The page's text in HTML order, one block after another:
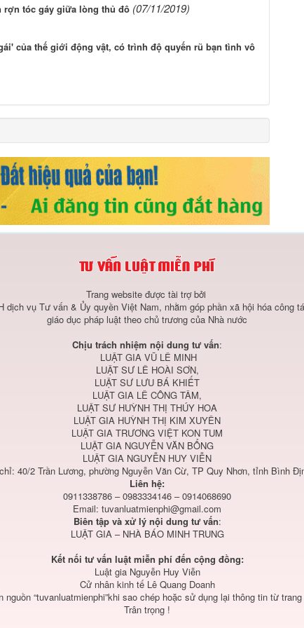
rợn tóc gáy giữa lòng thủ đô (07/11/2019)
của thế giới động vật, có trình độ quyến rũ bạn tình vô
Trang website được tài trợ bởi
dịch vụ Tư vấn & Ủy quyền Việt Nam, nhằm góp phần xã hội hóa công
giáo dục pháp luật theo chủ trương của Nhà nước
Chịu trách nhiệm nội dung tư vấn:
LUẬT GIA VŨ LÊ MINH
LUẬT SƯ LÊ HOÀI SƠN,
LUẬT SƯ LƯU BÁ KHIẾT
LUẬT GIA LÊ CÔNG TÂM,
LUẬT SƯ HUỲNH THỊ THÚY HOA
LUẬT GIA HUỲNH THỊ KIM XUYÊN
LUẬT GIA TRƯƠNG VIỆT KON TUM
LUẬT GIA NGUYỄN VĂN BỔNG
LUẬT GIA NGUYỄN HUY VIỄN
40/2 Trần Lương, phường Nguyễn Văn Cừ, TP Quy Nhơn, tỉnh Bình
Liên hệ:
0911338786 – 0983334146 – 0914068690
Email: tuvanluatmienphi@gmail.com
Biên tập và xử lý nội dung tư vấn:
LUẬT GIA – NHÀ BÁO MINH TRUNG
Kết nối tư vấn luật miễn phí đến cộng đồng:
Luật gia Nguyễn Huy Viễn
Cử nhân kinh tế Lê Quang Doanh
nguồn “tuvanluatmienphi”khi sao chép hoặc sử dụng lại thông tin từ
Trân trọng !